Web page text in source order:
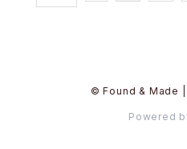
© Found & Made |
Powered